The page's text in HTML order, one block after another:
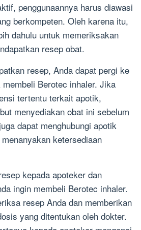
penggunaannya harus diawasi
berkompeten. Oleh karena itu,
dahulu untuk memeriksakan
resep obat.
resep, Anda dapat pergi ke
Berotec inhaler. Jika
tertentu terkait apotik,
menyediakan obat ini sebelum
dapat menghubungi apotik
ketersediaan
kepada apoteker dan
ingin membeli Berotec inhaler.
resep Anda dan memberikan
yang ditentukan oleh dokter.